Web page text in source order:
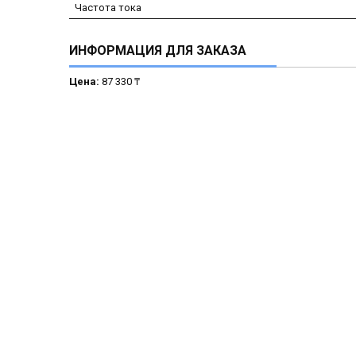
Частота тока
ИНФОРМАЦИЯ ДЛЯ ЗАКАЗА
Цена: 87 330 ₸